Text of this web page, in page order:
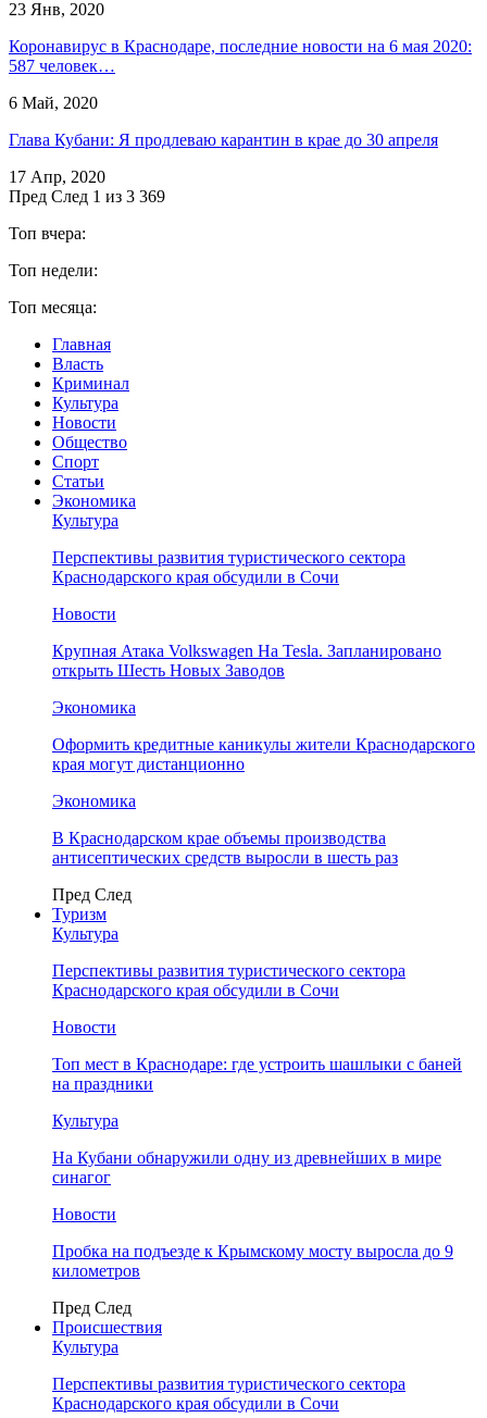
23 Янв, 2020
Коронавирус в Краснодаре, последние новости на 6 мая 2020:
587 человек…
6 Май, 2020
Глава Кубани: Я продлеваю карантин в крае до 30 апреля
17 Апр, 2020
Пред След 1 из 3 369
Топ вчера:
Топ недели:
Топ месяца:
Главная
Власть
Криминал
Культура
Новости
Общество
Спорт
Статьи
Экономика
Культура
Перспективы развития туристического сектора
Краснодарского края обсудили в Сочи
Новости
Крупная Атака Volkswagen На Tesla. Запланировано
открыть Шесть Новых Заводов
Экономика
Оформить кредитные каникулы жители Краснодарского
края могут дистанционно
Экономика
В Краснодарском крае объемы производства
антисептических средств выросли в шесть раз
Пред След
Туризм
Культура
Перспективы развития туристического сектора
Краснодарского края обсудили в Сочи
Новости
Топ мест в Краснодаре: где устроить шашлыки с баней
на праздники
Культура
На Кубани обнаружили одну из древнейших в мире
синагог
Новости
Пробка на подъезде к Крымскому мосту выросла до 9
километров
Пред След
Происшествия
Культура
Перспективы развития туристического сектора
Краснодарского края обсудили в Сочи